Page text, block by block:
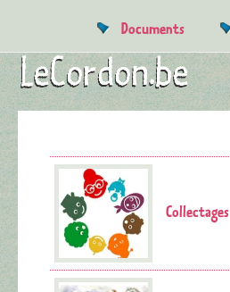
Documents
Collectages